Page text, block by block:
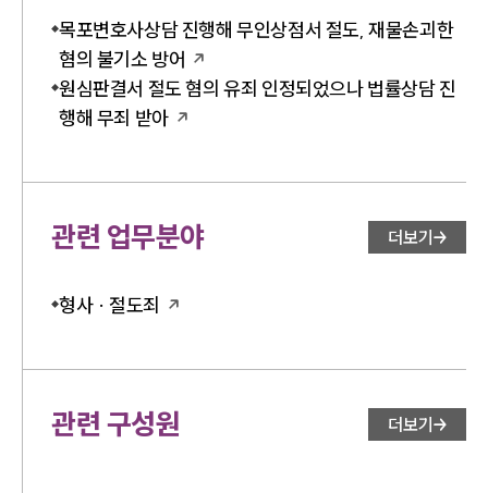
목포변호사상담 진행해 무인상점서 절도, 재물손괴한
혐의 불기소 방어
원심판결서 절도 혐의 유죄 인정되었으나 법률상담 진
행해 무죄 받아
관련 업무분야 더보기
형사 · 절도죄
관련 구성원 더보기